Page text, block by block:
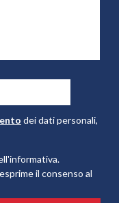
dei dati personali,
il consenso al